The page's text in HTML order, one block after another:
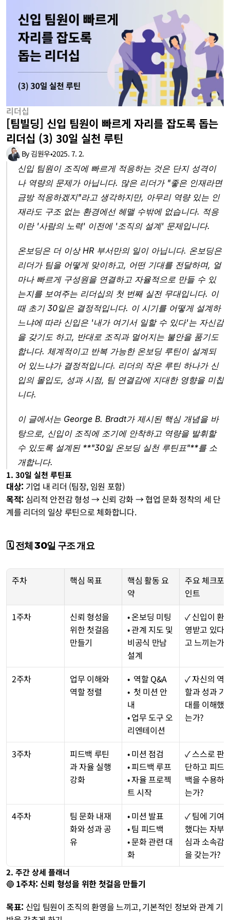
리더십
[팀빌딩] 신입 팀원이 빠르게 자리를 잡도록 돕는
리더십 (3) 30일 실천 루틴
By 김원우•2025. 7. 2.
신입 팀원이 조직에 빠르게 적응하는 것은 단지 성격이
나 역량의 문제가 아닙니다. 많은 리더가 "좋은 인재라면
금방 적응하겠지"라고 생각하지만, 아무리 역량 있는 인
재라도 구조 없는 환경에선 헤맬 수밖에 없습니다. 적응
이란 '사람의 노력' 이전에 '조직의 설계' 문제입니다.
온보딩은 더 이상 HR 부서만의 일이 아닙니다. 온보딩은
리더가 팀을 어떻게 맞이하고, 어떤 기대를 전달하며, 얼
마나 빠르게 구성원을 연결하고 자율적으로 만들 수 있
는지를 보여주는 리더십의 첫 번째 실전 무대입니다. 이
때 초기 30일은 결정적입니다. 이 시기를 어떻게 설계하
느냐에 따라 신입은 '내가 여기서 일할 수 있다'는 자신감
을 갖기도 하고, 반대로 조직과 멀어지는 불안을 품기도
합니다. 체계적이고 반복 가능한 온보딩 루틴이 설계되
어 있느냐가 결정적입니다. 리더의 작은 루틴 하나가 신
입의 몰입도, 성과 시점, 팀 연결감에 지대한 영향을 미칩
니다.
이 글에서는 George B. Bradt가 제시된 핵심 개념을 바
탕으로, 신입이 조직에 조기에 안착하고 역량을 발휘할
수 있도록 설계된 **"30일 온보딩 실천 루틴표"**를 소
개합니다.
1. 30일 실천 루틴표
대상: 기업 내 리더 (팀장, 임원 포함)
목적: 심리적 안전감 형성 → 신뢰 강화 → 협업 문화 정착의 세 단
계를 리더의 일상 루틴으로 체화합니다.
🗓️ 전체 30일 구조 개요
주차 핵심 목표
핵심 활동 요
약
주요 체크포
인트
1주차
신뢰 형성을
위한 첫걸음
만들기
• 온보딩 미팅
• 관계 지도 및
비공식 만남
설계
✓ 신입이 환
영받고 있다
고 느끼는가?
2주차
업무 이해와
역할 정렬
•  역할 Q&A
•  첫 미션 안
내
• 업무 도구 오
리엔테이션
✓ 자신의 역
할과 성과 기
대를 이해했
는가?
3주차
피드백 루틴
과 자율 실행
강화
• 미션 점검
• 피드백 루프
• 자율 프로젝
트 시작
✓ 스스로 판
단하고 피드
백을 수용하
는가?
4주차
팀 문화 내재
화와 성과 공
유
• 미션 발표
• 팀 피드백
• 문화 관련 대
화
✓ 팀에 기여
했다는 자부
심과 소속감
을 갖는가?
2. 주간 상세 플래너
🔵 1주차: 신뢰 형성을 위한 첫걸음 만들기
목표: 신입 팀원이 조직의 환영을 느끼고, 기본적인 정보와 관계 기